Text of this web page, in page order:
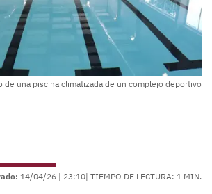
de una piscina climatizada de un complejo deportivo
14/04/26 | 23:10| TIEMPO DE LECTURA: 1 MIN.